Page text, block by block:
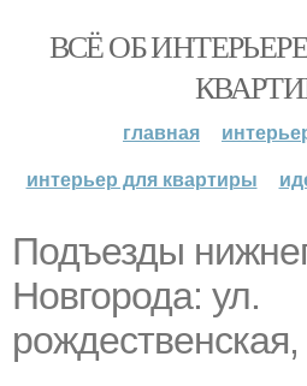
ВСЁ ОБ
главная
интерьер для квартиры
Подъезды
Новгорода: ул.
рождественская,